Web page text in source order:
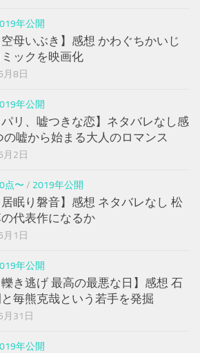
年公開
母いぶき】感想 かわぐちかいじ
ックを映画化
月8日
年公開
リ、嘘つきな恋】ネタバレなし感
の嘘から始まる大人のロマンス
月2日
点〜 / 2019年公開
眠り磐音】感想 ネタバレなし 松
代表作になるか
月1日
年公開
き逃げ 最高の最悪な日】感想 石
毎熊克哉という若手を発掘
月31日
年公開